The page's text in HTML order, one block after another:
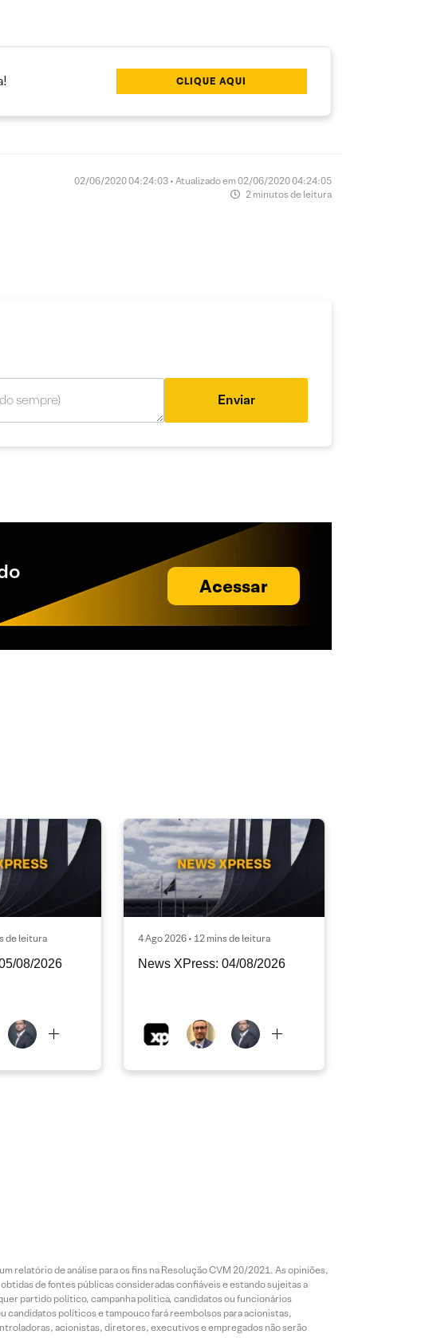
CLIQUE AQUI
02/06/2020 04:24:03 • Atualizado em 02/06/2020 04:24:05
2 minutos de leitura
Enviar
Acessar
de leitura
08/2026
4 Ago 2026 • 12 mins de leitura
News XPress: 04/08/2026
relatório de análise para os fins na Resolução CVM 20/2021. As opiniões,
de fontes públicas consideradas confiáveis e estando sujeitas a
partido político, campanha política, candidatos ou funcionários
candidatos políticos e tampouco fará reembolsos para acionistas,
acionistas, diretores, executivos e empregados não serão